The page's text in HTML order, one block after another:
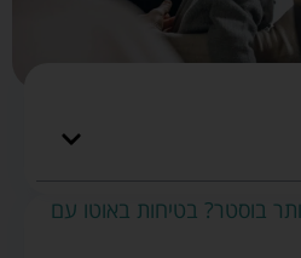
בוסטר? בטיחות באוטו עם